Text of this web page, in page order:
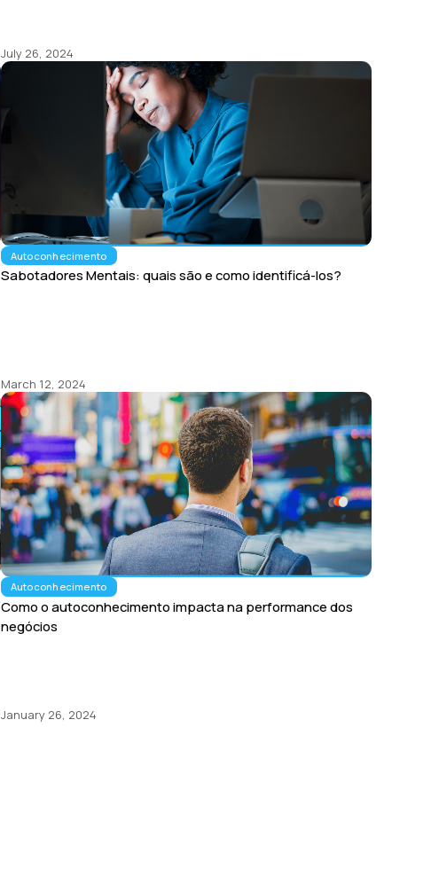
July 26, 2024
Autoconhecimento
Sabotadores Mentais: quais são e como identificá-los?
March 12, 2024
Autoconhecimento
Como o autoconhecimento impacta na performance dos
negócios
January 26, 2024